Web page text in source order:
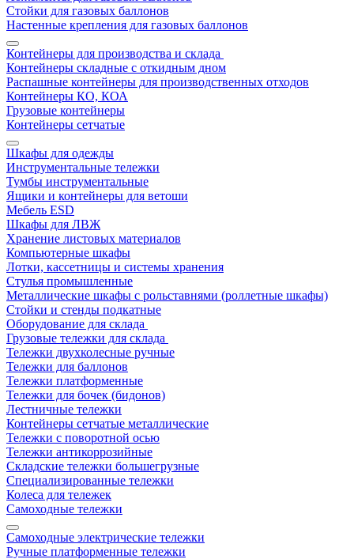
Стойки для газовых баллонов
Настенные крепления для газовых баллонов
Контейнеры для производства и склада
Контейнеры складные с откидным дном
Распашные контейнеры для производственных отходов
Контейнеры КО, КОА
Грузовые контейнеры
Контейнеры сетчатые
Шкафы для одежды
Инструментальные тележки
Тумбы инструментальные
Ящики и контейнеры для ветоши
Мебель ESD
Шкафы для ЛВЖ
Хранение листовых материалов
Компьютерные шкафы
Лотки, кассетницы и системы хранения
Стулья промышленные
Металлические шкафы с рольставнями (роллетные шкафы)
Стойки и стенды подкатные
Оборудование для склада
Грузовые тележки для склада
Тележки двухколесные ручные
Тележки для баллонов
Тележки платформенные
Тележки для бочек (бидонов)
Лестничные тележки
Контейнеры сетчатые металлические
Тележки с поворотной осью
Тележки антикоррозийные
Складские тележки большегрузные
Специализированные тележки
Колеса для тележек
Самоходные тележки
Самоходные электрические тележки
Ручные платформенные тележки